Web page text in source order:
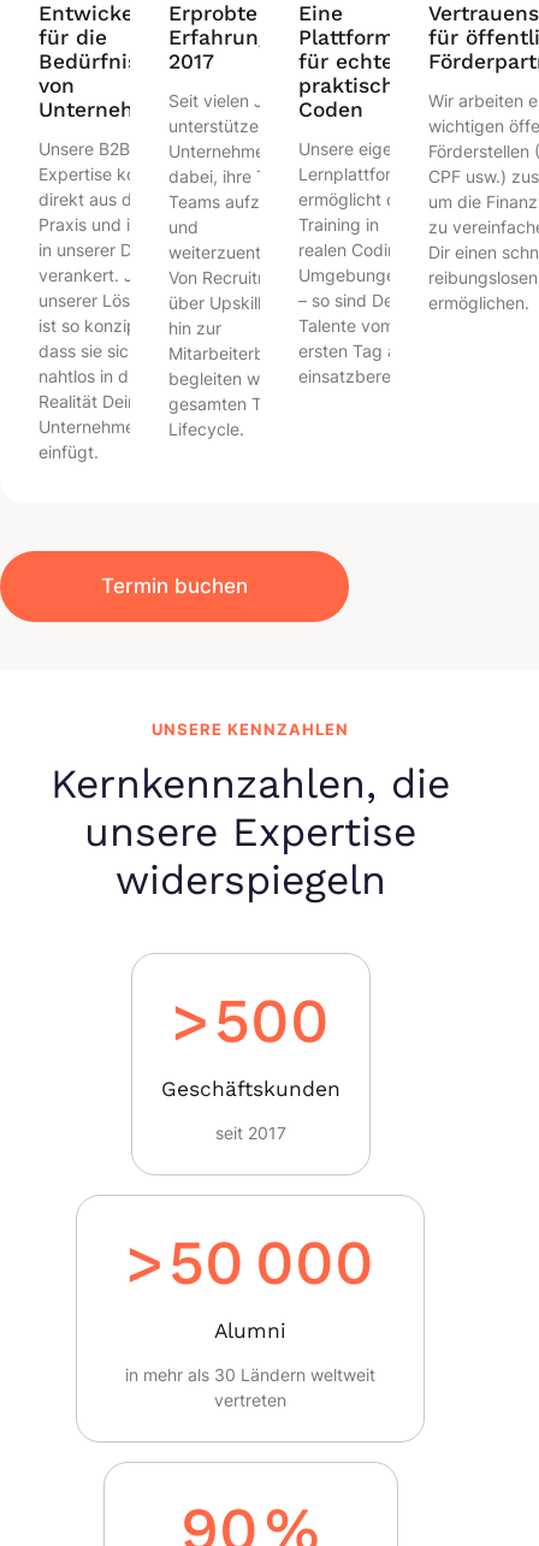
Entwickelt
für die
Bedürfnisse
von
Unternehmen
Unsere B2B-
Expertise kommt
direkt aus der
Praxis und ist fest
in unserer DNA
verankert. Jede
unserer Lösungen
ist so konzipiert,
dass sie sich
nahtlos in die
Realität Deines
Unternehmens
einfügt.
Erprobte
Erfahrung seit
2017
Seit vielen Jahren
unterstützen wir
Unternehmen
dabei, ihre Tech-
Teams aufzubauen
und
weiterzuentwickeln.
Von Recruitment
über Upskilling bis
hin zur
Mitarbeiterbindung
begleiten wir den
gesamten Talent-
Lifecycle.
Eine
Plattform
für echtes
praktisches
Coden
Unsere eigene
Lernplattform
ermöglicht das
Training in
realen Coding-
Umgebungen
– so sind Deine
Talente vom
ersten Tag an
einsatzbereit.
für
Wir arbeiten
wichtigen
Förderstellen
CPF usw.)
um die
zu
Dir einen
ermöglichen.
Termin buchen
UNSERE KENNZAHLEN
Kernkennzahlen, die
unsere Expertise
widerspiegeln
>500
Geschäftskunden
seit 2017
>50 000
Alumni
in mehr als 30 Ländern weltweit
vertreten
90%